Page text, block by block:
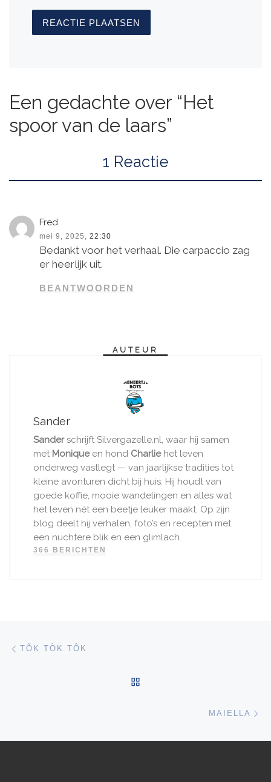
Een gedachte over “Het
spoor van de laars”
1 Reactie
Fred
mei 9, 2025, 22:30
Bedankt voor het verhaal. Die carpaccio zag
er heerlijk uit.
BEANTWOORDEN
AUTEUR
Sander
Sanderschrijft Silvergazelle.nl, waar hij samen
met Moniqueen hond Charliehet leven
onderweg vastlegt — van jaarlijkse tradities tot
kleine avonturen dicht bij huis. Hij houdt van
goede koffie, mooie wandelingen en alles wat
het leven nét een beetje leuker maakt. Op zijn
blog deelt hij verhalen, foto’s en recepten met
een nuchtere blik en een glimlach.
366 BERICHTEN
Bericht navigatie
TÕK TÒK TÔK
MAIELLA